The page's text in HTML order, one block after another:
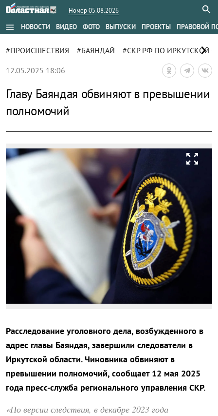
Номер 05.08.2026
menu НОВОСТИ ВИДЕО ФОТО ВЫПУСКИ ПРОЕКТЫ ПРАВОВОЙ
#ПРОИСШЕСТВИЯ #БАЯНДАЙ #СКР РФ ПО ИРКУТСКОЙ
chevron_right
12.05.2025 18:06
Главу Баяндая обвиняют в превышении
полномочий
zoom_out_map
Расследование уголовного дела, возбужденного в
адрес главы Баяндая, завершили следователи в
Иркутской области. Чиновника обвиняют в
превышении полномочий, сообщает 12 мая 2025
года пресс-служба регионального управления СКР.
«По версии следствия, в декабре 2023 года